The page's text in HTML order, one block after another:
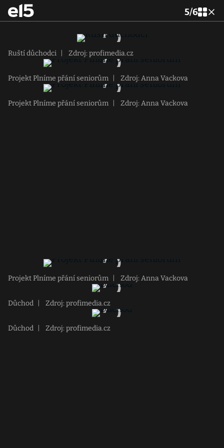
5/6
Ruští důchodci Zdroj: profimedia.cz
Projekt Plníme přání seniorům Zdroj: Anna Vackova
Projekt Plníme přání seniorům Zdroj: Anna Vackova
Projekt Plníme přání seniorům Zdroj: Anna Vackova
Důchod Zdroj: profimedia.cz
Důchod Zdroj: profimedia.cz